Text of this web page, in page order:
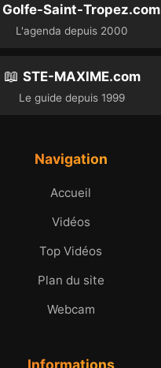
Golfe-Saint-Tropez.com
L'agenda depuis 2000
📖 STE-MAXIME.com
Le guide depuis 1999
Navigation
Accueil
Vidéos
Top Vidéos
Plan du site
Webcam
Informations